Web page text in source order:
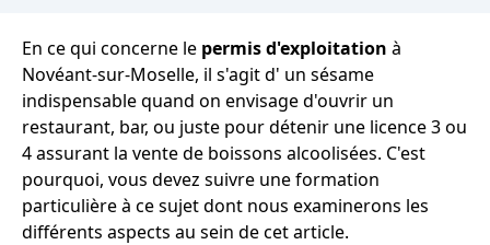
En ce qui concerne le permis d'exploitation à
Novéant-sur-Moselle, il s'agit d' un sésame
indispensable quand on envisage d'ouvrir un
restaurant, bar, ou juste pour détenir une licence 3 ou
4 assurant la vente de boissons alcoolisées. C'est
pourquoi, vous devez suivre une formation
particulière à ce sujet dont nous examinerons les
différents aspects au sein de cet article.